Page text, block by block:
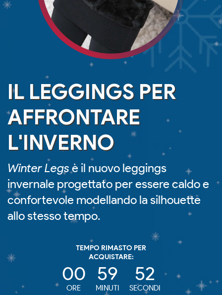
IL LEGGINGS PER
AFFRONTARE
L'INVERNO
Winter Legsè il nuovo leggings
invernale progettato per essere caldo e
confortevole modellando la silhouette
allo stesso tempo.
TEMPO RIMASTO PER
ACQUISTARE:
00
ORE
59
MINUTI
50
SECONDI